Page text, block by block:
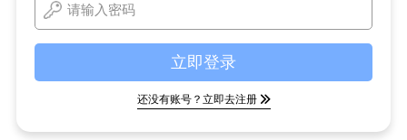
立即登录
还没有账号？立即去注册